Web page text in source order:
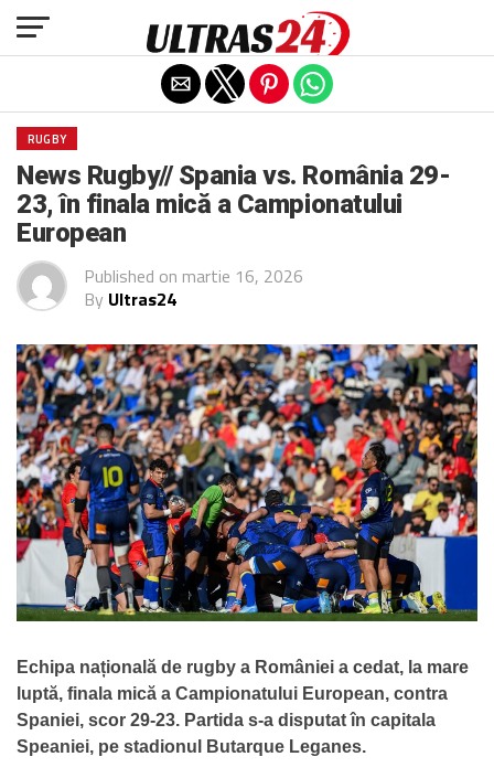
RUGBY
News Rugby// Spania vs. România 29-
23, în finala mică a Campionatului
European
Published on martie 16, 2026
By Ultras24
Echipa națională de rugby a României a cedat, la mare
luptă, finala mică a Campionatului European, contra
Spaniei, scor 29-23. Partida s-a disputat în capitala
Speaniei, pe stadionul Butarque Leganes.
Exit mobile version